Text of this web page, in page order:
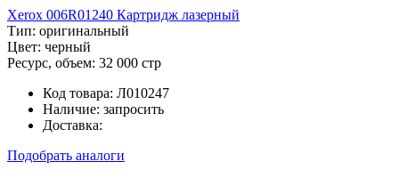
Xerox 006R01240 Картридж лазерный
Тип: оригинальный
Цвет: черный
Ресурс, объем: 32 000 стр
Код товара: Л010247
Наличие: запросить
Доставка:
Подобрать аналоги